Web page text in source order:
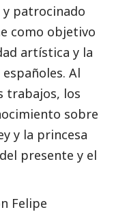
y patrocinado
como objetivo
artística y la
Al
trabajos, los
sobre
y la princesa
presente y el
Felipe